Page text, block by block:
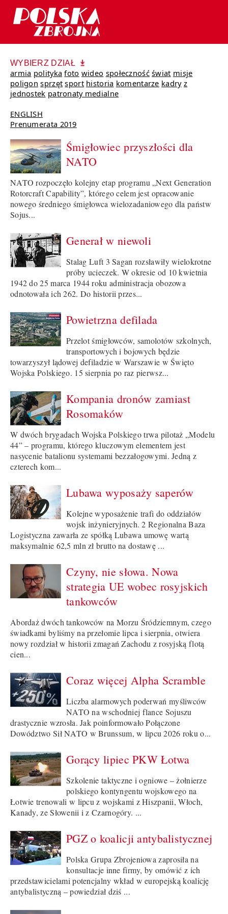
WYBIERZ DZIAŁ
armia polityka foto wideo społeczność świat misje
poligon sprzęt sport historia komentarze kadry z
jednostek patronaty medialne
ENGLISH
Prenumerata 2019
Śmigłowiec przyszłości dla
NATO
NATO rozpoczęło kolejny etap programu „Next Generation
Rotorcraft Capability”, którego celem jest opracowanie
nowego średniego śmigłowca wielozadaniowego dla państw
Sojus...
Generał w niewoli
Stalag Luft 3 Sagan rozsławiły wielokrotne
próby ucieczek. W okresie od 10 kwietnia
1942 do 25 marca 1944 roku administracja obozowa
odnotowała ich 262. Do historii przes...
Powietrzna defilada
Przelot śmigłowców, samolotów szkolnych,
transportowych i bojowych będzie
towarzyszył lądowej defiladzie w Warszawie w Święto
Wojska Polskiego. 15 sierpnia po raz pierwsz...
Kompania dronów zamiast
Rosomaków
W dwóch brygadach Wojska Polskiego trwa pilotaż „Modelu
44” – programu, którego kluczowym elementem jest
nasycenie batalionu systemami bezzałogowymi. Jedną z
czterech kom...
Lubawa wyposaży saperów
Kolejne wyposażenie trafi do oddziałów
wojsk inżynieryjnych. 2 Regionalna Baza
Logistyczna zawarła ze spółką Lubawa umowę wartą
maksymalnie 62,5 mln zł brutto na dostawę ...
Czyny, nie słowa. Nowa
strategia UE wobec rosyjskich
tankowców
Abordaż dwóch tankowców na Morzu Śródziemnym, czego
świadkami byliśmy na przełomie lipca i sierpnia, otwiera
nowy rozdział w historii zmagań Zachodu z rosyjską flotą
cien...
Coraz więcej Alpha Scramble
Liczba alarmowych poderwań myśliwców
NATO na wschodniej flance Sojuszu
drastycznie wzrosła. Jak poinformowało Połączone
Dowództwo Sił NATO w Brunssum, w lipcu 2026 roku o...
Gorący lipiec PKW Łotwa
Szkolenie taktyczne i ogniowe – żołnierze
polskiego kontyngentu wojskowego na
Łotwie trenowali w lipcu z wojskami z Hiszpanii, Włoch,
Kanady, ze Słowenii i z Czarnogóry. ...
PGZ o koalicji antybalistycznej
Polska Grupa Zbrojeniowa zaprosiła na
konsultacje inne firmy, by omówić z ich
przedstawicielami potencjalny wkład w europejską koalicję
antybalistyczną – powiedział dziś ...